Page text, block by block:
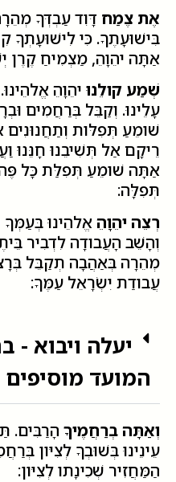
אֶת צֶמַח דָּוִד עַבְדְּךָ
בִּישׁוּעָתֶךָ. כִּי לִישׁוּעָתְךָ
אַתָּה יהֵוָהֵ, מַצְמִיחַ קֶרֶן
שְׁמַע קולֵנוּ יהֵוָהֵ
עָלֵינוּ. וְקַבֵּל בְּרַחֲמִים
שׁומֵעַ תְּפִלּות וְתַחֲנוּנִים
רֵיקָם אַל תְּשִׁיבֵנוּ חָנֵּנוּ
אַתָּה שׁומֵעַ תְּפִלַּת כָּל
תְּפִלָּה:
רְצֵה יהֵוָהֵאֱלהֵינוּ
וְהָשֵׁב הָעֲבודָה לִדְבִיר
מְהֵרָה בְּאַהֲבָה תְקַבֵּל
עֲבודַת יִשְׂרָאֵל עַמֶּךָ:
יעלה ויבוא -
המועד מוסיפים
וְאַתָּה בְרַחֲמֶיךָ הָרַבִּים.
עֵינֵינוּ בְּשׁוּבְךָ לְצִיּון
הַמַּחֲזִיר שְׁכִינָתו לְצִיּון: